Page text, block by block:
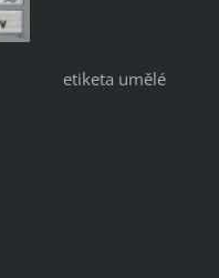
etiketa umělé